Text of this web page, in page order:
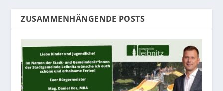
ZUSAMMENHÄNGENDE POSTS